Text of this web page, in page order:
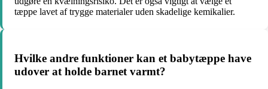
tæppe lavet af trygge materialer uden skadelige kemikalier.
Hvilke andre funktioner kan et babytæppe have
udover at holde barnet varmt?